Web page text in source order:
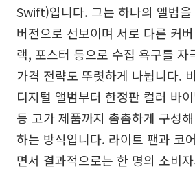
Swift)입니다. 그는 하나의 앨범을
버전으로 선보이며 서로 다른 커
랙, 포스터 등으로 수집 욕구를 자
가격 전략도 뚜렷하게 나뉩니다.
디지털 앨범부터 한정판 컬러 바
등 고가 제품까지 촘촘하게 구성
하는 방식입니다. 라이트 팬과 코
면서 결과적으로는 한 명의 소비